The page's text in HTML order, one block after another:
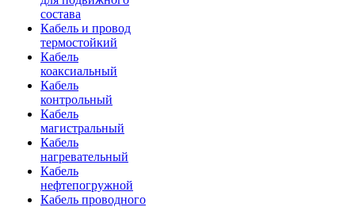
состава
Кабель и провод
термостойкий
Кабель
коаксиальный
Кабель
контрольный
Кабель
магистральный
Кабель
нагревательный
Кабель
нефтепогружной
Кабель проводного